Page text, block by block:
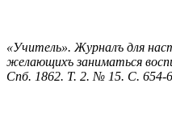
«Учитель». Журналъ для
желающихъ заниматься
Спб. 1862. Т. 2. № 15. С. 654-